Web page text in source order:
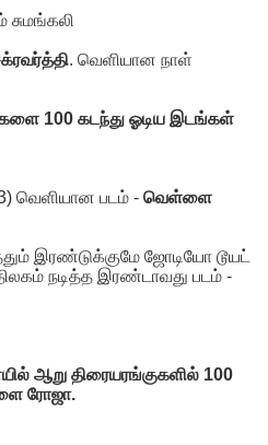
சுமங்கலி
. வெளியான நாள்
100 கடந்து ஓடிய இடங்கள்
வெளியான படம் - வெள்ளை
இரண்டுக்குமே ஜோடியோ டூயட்
நடித்த இரண்டாவது படம் -
ஆறு திரையரங்குகளில் 100
ரோஜா.